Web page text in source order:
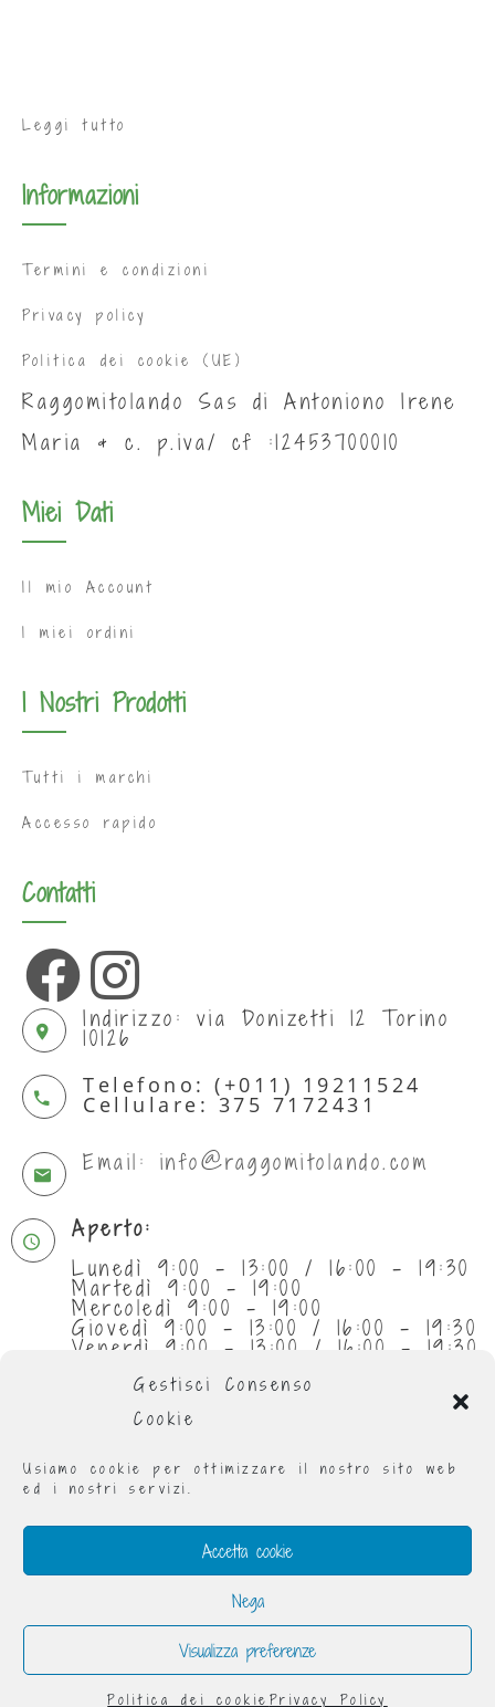
Gestisci Consenso
Cookie
Usiamo cookie per ottimizzare il nostro sito web
ed i nostri servizi.
Accetta cookie
Nega
Visualizza preferenze
Politica dei cookie Privacy Policy
Leggi tutto
Informazioni
Termini e condizioni
Privacy policy
Politica dei cookie (UE)
Raggomitolando Sas di Antoniono Irene
Maria & c. p.iva/ cf :12453700010
Miei Dati
Il mio Account
I miei ordini
I Nostri Prodotti
Tutti i marchi
Accesso rapido
Contatti
Indirizzo: via Donizetti 12 Torino
10126
Telefono: (+011) 19211524
Cellulare: 375 7172431
Email: info@raggomitolando.com
Aperto:
Lunedì 9:00 - 13:00 / 16:00 - 19:30
Martedì 9:00 - 19:00
Mercoledì 9:00 - 19:00
Giovedì 9:00 - 13:00 / 16:00 - 19:30
Venerdì 9:00 - 13:00 / 16:00 - 19:30
Raggomitolando® è un marchio registrato - via
Donizzetti 12 Torino 10126